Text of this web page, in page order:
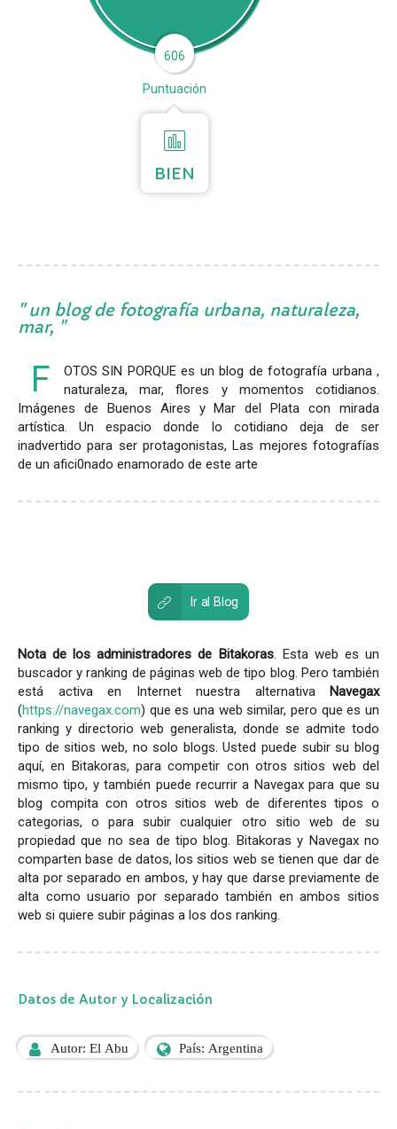
606
Puntuación
BIEN
un blog de fotografía urbana, naturaleza,
mar,
F
OTOS SIN PORQUE es un blog de fotografía urbana ,
naturaleza, mar, flores y momentos cotidianos.
Imágenes de Buenos Aires y Mar del Plata con mirada
artística. Un espacio donde lo cotidiano deja de ser
inadvertido para ser protagonistas, Las mejores fotografías
de un afici0nado enamorado de este arte
Ir al Blog
Nota de los administradores de Bitakoras. Esta web es un
buscador y ranking de páginas web de tipo blog. Pero también
está activa en Internet nuestra alternativa Navegax
(https://navegax.com) que es una web similar, pero que es un
ranking y directorio web generalista, donde se admite todo
tipo de sitios web, no solo blogs. Usted puede subir su blog
aquí, en Bitakoras, para competir con otros sitios web del
mismo tipo, y también puede recurrir a Navegax para que su
blog compita con otros sitios web de diferentes tipos o
categorias, o para subir cualquier otro sitio web de su
propiedad que no sea de tipo blog. Bitakoras y Navegax no
comparten base de datos, los sitios web se tienen que dar de
alta por separado en ambos, y hay que darse previamente de
alta como usuario por separado también en ambos sitios
web si quiere subir páginas a los dos ranking.
Datos de Autor y Localización
Autor: El Abu País: Argentina